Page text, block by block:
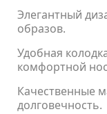
Элегантный
образов.
Удобная
комфортной
Качественные
долговечность.